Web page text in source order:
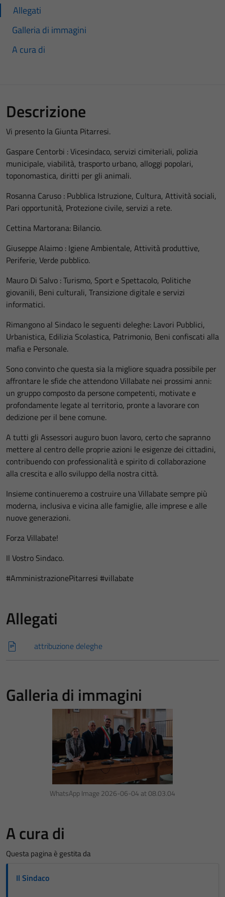
Allegati
Galleria di immagini
A cura di
Descrizione
Vi presento la Giunta Pitarresi.
Gaspare Centorbi : Vicesindaco, servizi cimiteriali, polizia
municipale, viabilità, trasporto urbano, alloggi popolari,
toponomastica, diritti per gli animali.
Rosanna Caruso : Pubblica Istruzione, Cultura, Attività sociali,
Pari opportunità, Protezione civile, servizi a rete.
Cettina Martorana: Bilancio.
Giuseppe Alaimo : Igiene Ambientale, Attività produttive,
Periferie, Verde pubblico.
Mauro Di Salvo : Turismo, Sport e Spettacolo, Politiche
giovanili, Beni culturali, Transizione digitale e servizi
informatici.
Rimangono al Sindaco le seguenti deleghe: Lavori Pubblici,
Urbanistica, Edilizia Scolastica, Patrimonio, Beni confiscati alla
mafia e Personale.
Sono convinto che questa sia la migliore squadra possibile per
affrontare le sfide che attendono Villabate nei prossimi anni:
un gruppo composto da persone competenti, motivate e
profondamente legate al territorio, pronte a lavorare con
dedizione per il bene comune.
A tutti gli Assessori auguro buon lavoro, certo che sapranno
mettere al centro delle proprie azioni le esigenze dei cittadini,
contribuendo con professionalità e spirito di collaborazione
alla crescita e allo sviluppo della nostra città.
Insieme continueremo a costruire una Villabate sempre più
moderna, inclusiva e vicina alle famiglie, alle imprese e alle
nuove generazioni.
Forza Villabate!
Il Vostro Sindaco.
#AmministrazionePitarresi #villabate
Allegati
attribuzione deleghe
Galleria di immagini
WhatsApp Image 2026-06-04 at 08.03.04
A cura di
Questa pagina è gestita da
Il Sindaco